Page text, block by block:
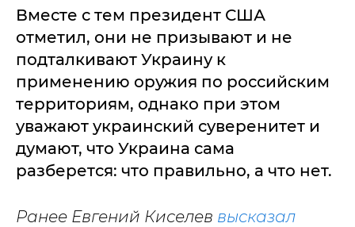
Вместе с тем президент США
отметил, они не призывают и не
подталкивают Украину к
применению оружия по российским
территориям, однако при этом
уважают украинский суверенитет и
думают, что Украина сама
разберется: что правильно, а что нет.
Ранее Евгений Киселев высказал